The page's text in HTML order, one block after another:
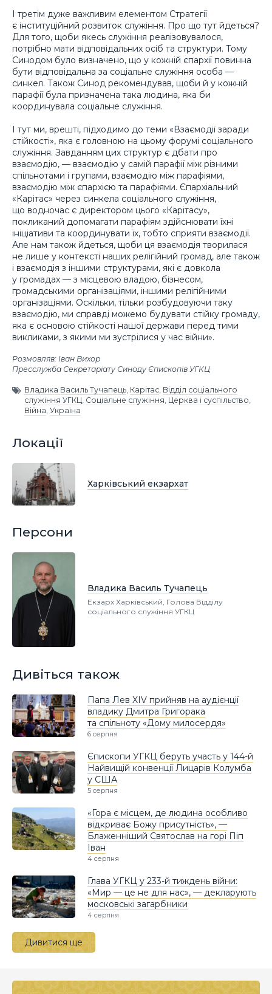
І третім дуже важливим елементом Стратегії
є інституційний розвиток служіння. Про що тут йдеться?
Для того, щоби якесь служіння реалізовувалося,
потрібно мати відповідальних осіб та структури. Тому
Синодом було визначено, що у кожній єпархії повинна
бути відповідальна за соціальне служіння особа —
синкел. Також Синод рекомендував, щоби й у кожній
парафії була призначена така людина, яка би
координувала соціальне служіння.
І тут ми, врешті, підходимо до теми «Взаємодії заради
стійкості», яка є головною на цьому форумі соціального
служіння. Завданням цих структур є дбати про
взаємодію, — взаємодію у самій парафії між різними
спільнотами і групами, взаємодію між парафіями,
взаємодію між єпархією та парафіями. Єпархіальний
«Карітас» через синкела соціального служіння,
що водночас є директором цього «Карітасу»,
покликаний допомагати парафіям здійснювати їхні
ініціативи та координувати їх, тобто сприяти взаємодії.
Але нам також йдеться, щоби ця взаємодія творилася
не лише у контексті наших релігійний громад, але також
і взаємодія з іншими структурами, які є довкола
у громадах — з місцевою владою, бізнесом,
громадськими організаціями, іншими релігійними
організаціями. Оскільки, тільки розбудовуючи таку
взаємодію, ми справді можемо будувати стійку громаду,
яка є основою стійкості нашої держави перед тими
викликами, з якими ми зустрілися у час війни».
Розмовляв: Іван Вихор
Пресслужба Секретаріату Синоду Єпископів УГКЦ
Владика Василь Тучапець, Карітас, Відділ соціального
служіння УГКЦ, Соціальне служіння, Церква і суспільство,
Війна, Україна
Локації
Харківський екзархат
Персони
Владика Василь Тучапець
Екзарх Харківський, Голова Відділу
соціального служіння УГКЦ
Дивіться також
Папа Лев XIV прийняв на аудієнції
владику Дмитра Григорака
та спільноту «Дому милосердя»
6 серпня
Єпископи УГКЦ беруть участь у 144-й
Найвищій конвенції Лицарів Колумба
у США
5 серпня
«Гора є місцем, де людина особливо
відкриває Божу присутність», —
Блаженніший Святослав на горі Піп
Іван
4 серпня
Глава УГКЦ у 233-й тиждень війни:
«Мир — це не для нас», — декларують
московські загарбники
4 серпня
Дивитися ще